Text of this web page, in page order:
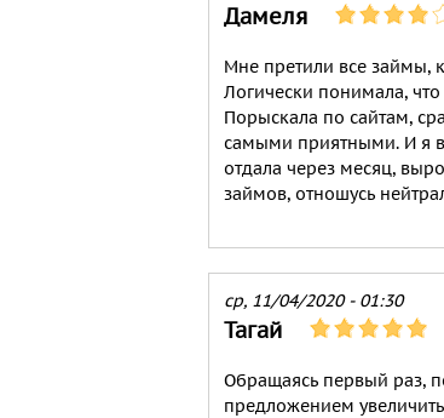
Дамеля
Мне претили все займы,
Логически понимала,
Порыскала по сайтам,
самыми приятными. И я
отдала через месяц,
займов, отношусь
ср, 11/04/2020 - 01:30
Тагай
Обращаясь первый раз,
предложением